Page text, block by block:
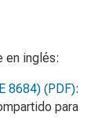
en inglés:
8684) (PDF):
para